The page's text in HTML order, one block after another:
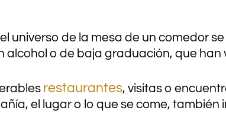
universo de la mesa de un comedor se
alcohol o de baja graduación, que
restaurantes, visitas o
el lugar o lo que se come, también